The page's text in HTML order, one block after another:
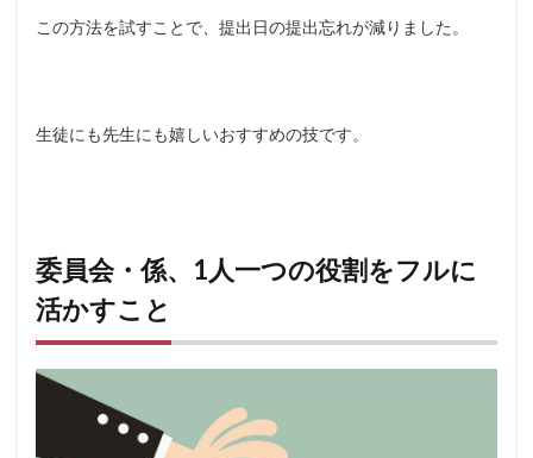
この方法を試すことで、提出日の提出忘れが減りました。
生徒にも先生にも嬉しいおすすめの技です。
委員会・係、1人一つの役割をフルに
活かすこと